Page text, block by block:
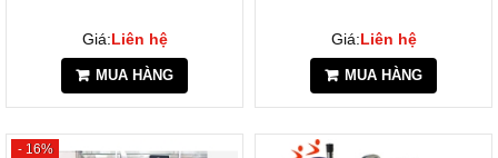
Giá:Liên hệ
MUA HÀNG
Giá:Liên hệ
MUA HÀNG
- 16%